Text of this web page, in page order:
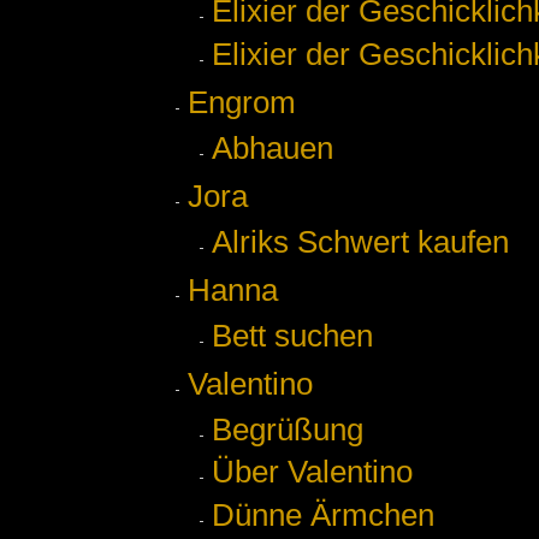
Elixier der
Elixier der
Engrom
Abhauen
Jora
Alriks Schwert kaufen
Hanna
Bett suchen
Valentino
Begrüßung
Über Valentino
Dünne Ärmchen